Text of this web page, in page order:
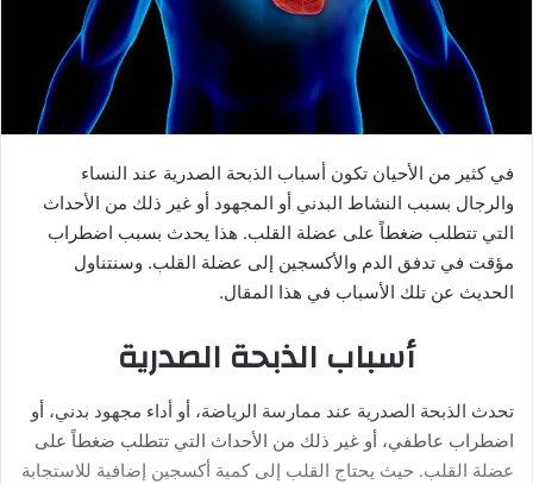
في كثير من الأحيان تكون أسباب الذبحة الصدرية عند النساء
والرجال بسبب النشاط البدني أو المجهود أو غير ذلك من الأحداث
التي تتطلب ضغطاً على عضلة القلب. هذا يحدث بسبب اضطراب
مؤقت في تدفق الدم والأكسجين إلى عضلة القلب. وسنتناول
الحديث عن تلك الأسباب في هذا المقال.
أسباب الذبحة الصدرية
تحدث الذبحة الصدرية عند ممارسة الرياضة، أو أداء مجهود بدني، أو
اضطراب عاطفي، أو غير ذلك من الأحداث التي تتطلب ضغطاً على
عضلة القلب. حيث يحتاج القلب إلى كمية أكسجين إضافية للاستجابة